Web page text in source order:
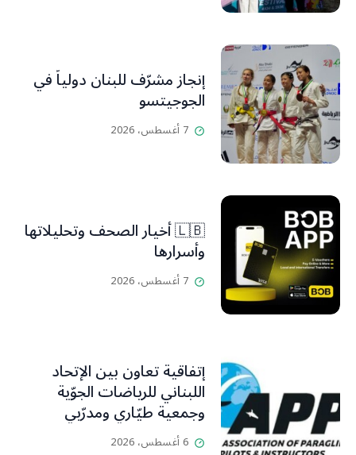
إنجاز مشرّف للبنان دولياً في
الجوجيتسو
7 أغسطس، 2026
🇱🇧 أخيار الصحف وتحليلاتها
وأسرارها
7 أغسطس، 2026
إتفاقية تعاون بين الإتحاد
اللبناني للرياضات الجوّية
وجمعية طيّاري ومدرّبي
الطيران الشراعي
6 أغسطس، 2026